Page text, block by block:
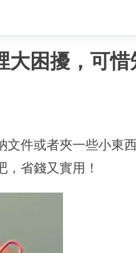
困擾，可
件或者夾一些小東
省錢又實用！